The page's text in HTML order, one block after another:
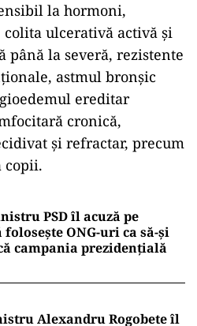
la hormoni,
ulcerativă activă și
până la severă, rezistente
astmul bronșic
ereditar
cronică,
și refractar, precum
copii.
PSD îl acuză pe
ONG-uri ca să-și
campania prezidențială
Alexandru Rogobete îl